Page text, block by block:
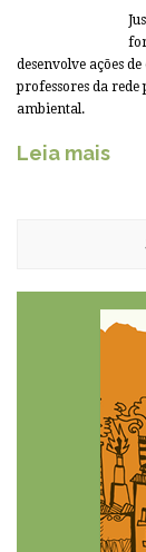
desenvolve ações
professores da
ambiental.
Leia mais